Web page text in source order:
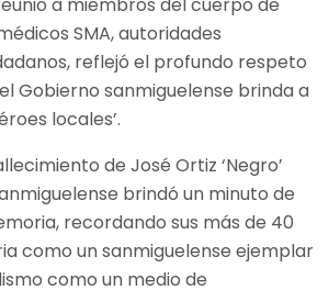
SMA, autoridades
reflejó el profundo respeto
Gobierno sanmiguelense brinda a
locales’.
de José Ortiz ‘Negro’
brindó un minuto de
recordando sus más de 40
como un sanmiguelense ejemplar
como un medio de